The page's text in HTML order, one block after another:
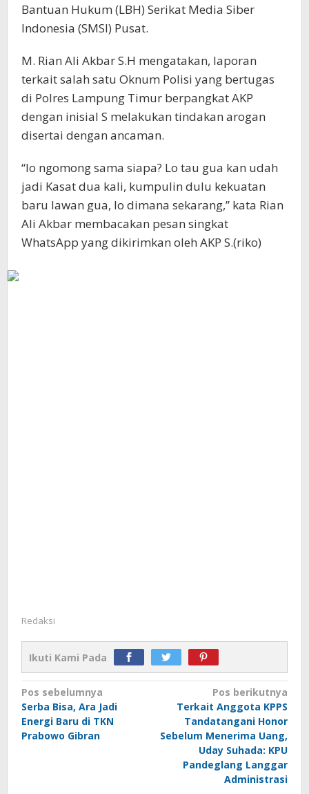
Bantuan Hukum (LBH) Serikat Media Siber
Indonesia (SMSI) Pusat.
M. Rian Ali Akbar S.H mengatakan, laporan
terkait salah satu Oknum Polisi yang bertugas
di Polres Lampung Timur berpangkat AKP
dengan inisial S melakukan tindakan arogan
disertai dengan ancaman.
“lo ngomong sama siapa? Lo tau gua kan udah
jadi Kasat dua kali, kumpulin dulu kekuatan
baru lawan gua, lo dimana sekarang,” kata Rian
Ali Akbar membacakan pesan singkat
WhatsApp yang dikirimkan oleh AKP S.(riko)
Redaksi
Ikuti Kami Pada
Navigasi
pos
Pos sebelumnya
Serba Bisa, Ara Jadi
Energi Baru di TKN
Prabowo Gibran
Pos berikutnya
Terkait Anggota KPPS
Tandatangani Honor
Sebelum Menerima Uang,
Uday Suhada: KPU
Pandeglang Langgar
Administrasi